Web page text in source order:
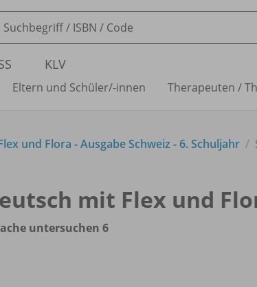
KLV
Eltern und Schüler/-innen Therapeuten /
und Flora - Ausgabe Schweiz - 6. Schuljahr
mit Flex und
untersuchen 6